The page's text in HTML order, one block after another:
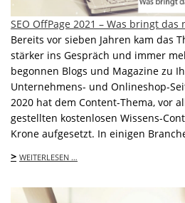
SEO OffPage 2021 – Was bringt das
Bereits vor sieben Jahren kam das
stärker ins Gespräch und immer
begonnen Blogs und Magazine zu
Unternehmens- und Onlineshop-
2020 hat dem Content-Thema, vor
gestellten kostenlosen Wissens-
Krone aufgesetzt. In einigen
> WEITERLESEN …